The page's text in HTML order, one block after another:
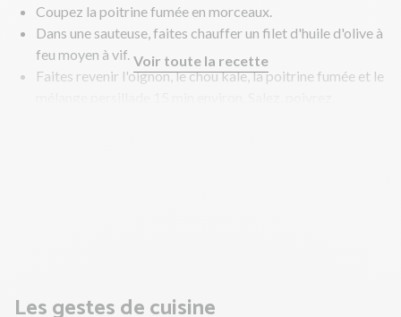
Coupez la poitrine fumée en morceaux.
Dans une sauteuse, faites chauffer un filet d'huile d'olive à
feu moyen à vif.
Faites revenir l'oignon, le chou kale, la poitrine fumée et le
Voir toute la recette
Les gestes de cuisine